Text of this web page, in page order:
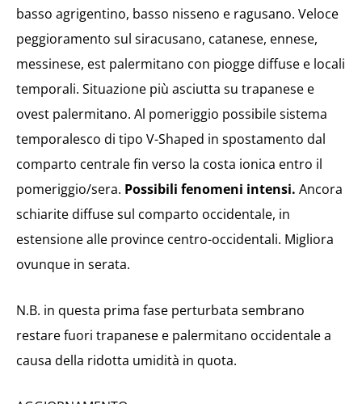
basso agrigentino, basso nisseno e ragusano. Veloce
peggioramento sul siracusano, catanese, ennese,
messinese, est palermitano con piogge diffuse e locali
temporali. Situazione più asciutta su trapanese e
ovest palermitano. Al pomeriggio possibile sistema
temporalesco di tipo V-Shaped in spostamento dal
comparto centrale fin verso la costa ionica entro il
pomeriggio/sera. Possibili fenomeni intensi. Ancora
schiarite diffuse sul comparto occidentale, in
estensione alle province centro-occidentali. Migliora
ovunque in serata.
N.B. in questa prima fase perturbata sembrano
restare fuori trapanese e palermitano occidentale a
causa della ridotta umidità in quota.